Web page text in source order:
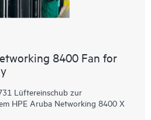
8400 Fan for
Lüftereinschub zur
HPE Aruba Networking 8400 X